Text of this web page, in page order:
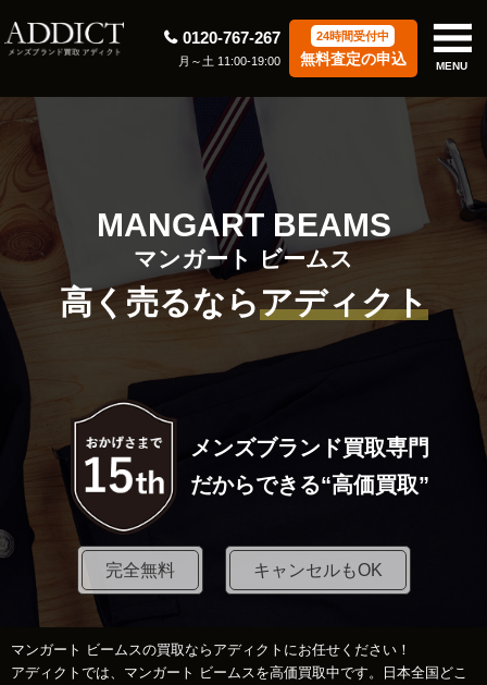
0120-767-267
月～土 11:00-19:00
24時間受付中
無料査定の申込 MENU
MANGART BEAMS
マンガート ビームス
高く売るならアディクト
メンズブランド買取専門
だからできる“高価買取”
完全無料 キャンセルもOK
マンガート ビームスの買取ならアディクトにお任せください！
アディクトでは、マンガート ビームスを高価買取中です。日本全国どこ